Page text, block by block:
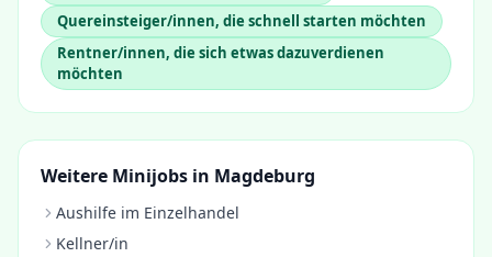
Quereinsteiger/innen, die schnell starten möchten
Rentner/innen, die sich etwas dazuverdienen
möchten
Weitere Minijobs in Magdeburg
Aushilfe im Einzelhandel
Kellner/in